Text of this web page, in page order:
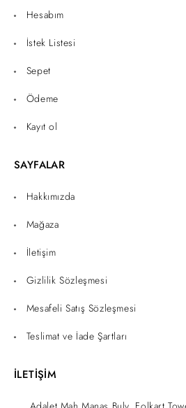
Hesabım
İstek Listesi
Sepet
Ödeme
Kayıt ol
SAYFALAR
Hakkımızda
Mağaza
İletişim
Gizlilik Sözleşmesi
Mesafeli Satış Sözleşmesi
Teslimat ve İade Şartları
İLETİŞİM